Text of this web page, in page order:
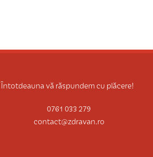
Întotdeauna vă răspundem cu plăcere!
0761 033 279
contact@zdravan.ro